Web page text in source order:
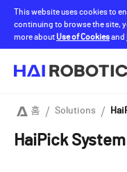
main
content
This website uses cookies to
continuing to browse the site,
more about Use of Cookiesand
Breadcrumb
홈 Solutions
HaiPick System